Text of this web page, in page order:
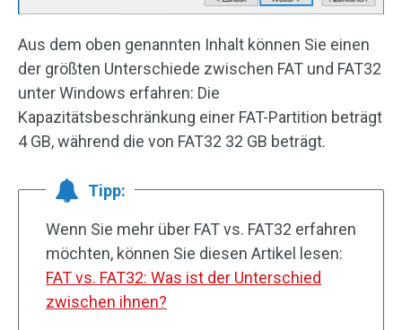
Aus dem oben genannten Inhalt können Sie einen
der größten Unterschiede zwischen FAT und FAT32
unter Windows erfahren: Die
Kapazitätsbeschränkung einer FAT-Partition beträgt
4 GB, während die von FAT32 32 GB beträgt.
Tipp:
Wenn Sie mehr über FAT vs. FAT32 erfahren
möchten, können Sie diesen Artikel lesen:
FAT vs. FAT32: Was ist der Unterschied
zwischen ihnen?